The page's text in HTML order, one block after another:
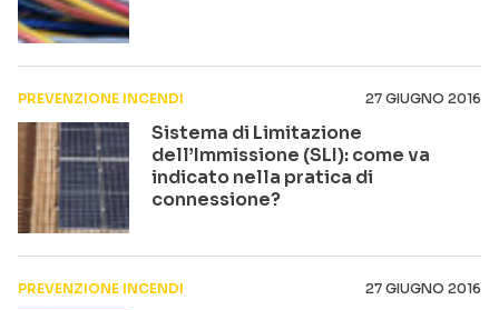
PREVENZIONE INCENDI 27 GIUGNO 2016
Sistema di Limitazione
dell’Immissione (SLI): come va
indicato nella pratica di
connessione?
PREVENZIONE INCENDI 27 GIUGNO 2016